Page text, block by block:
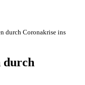
durch Coronakrise ins
durch